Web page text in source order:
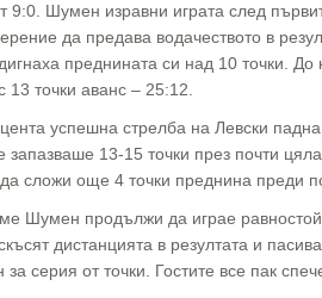
Шумен изравни играта след
да предава водачеството в
преднината си над 10 точки.
13 точки аванс – 25:12.
успешна стрелба на Левски
запазваше 13-15 точки през почти
сложи още 4 точки преднина преди
Шумен продължи да играе
дистанцията в резултата и
от точки. Гостите все пак